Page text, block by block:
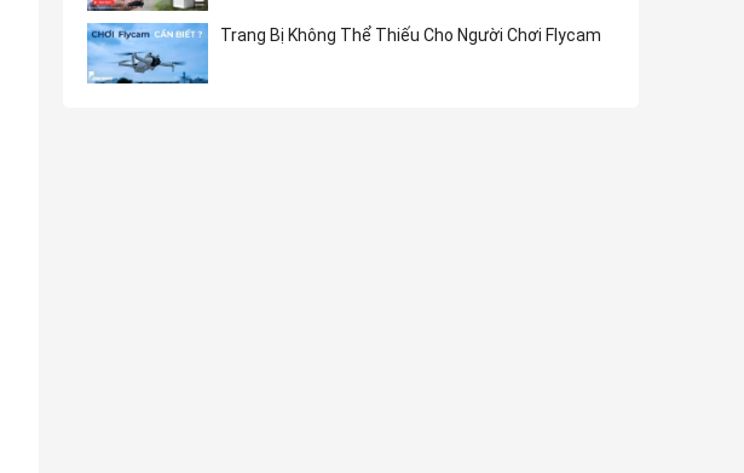
Trang Bị Không Thể Thiếu Cho Người Chơi Flycam